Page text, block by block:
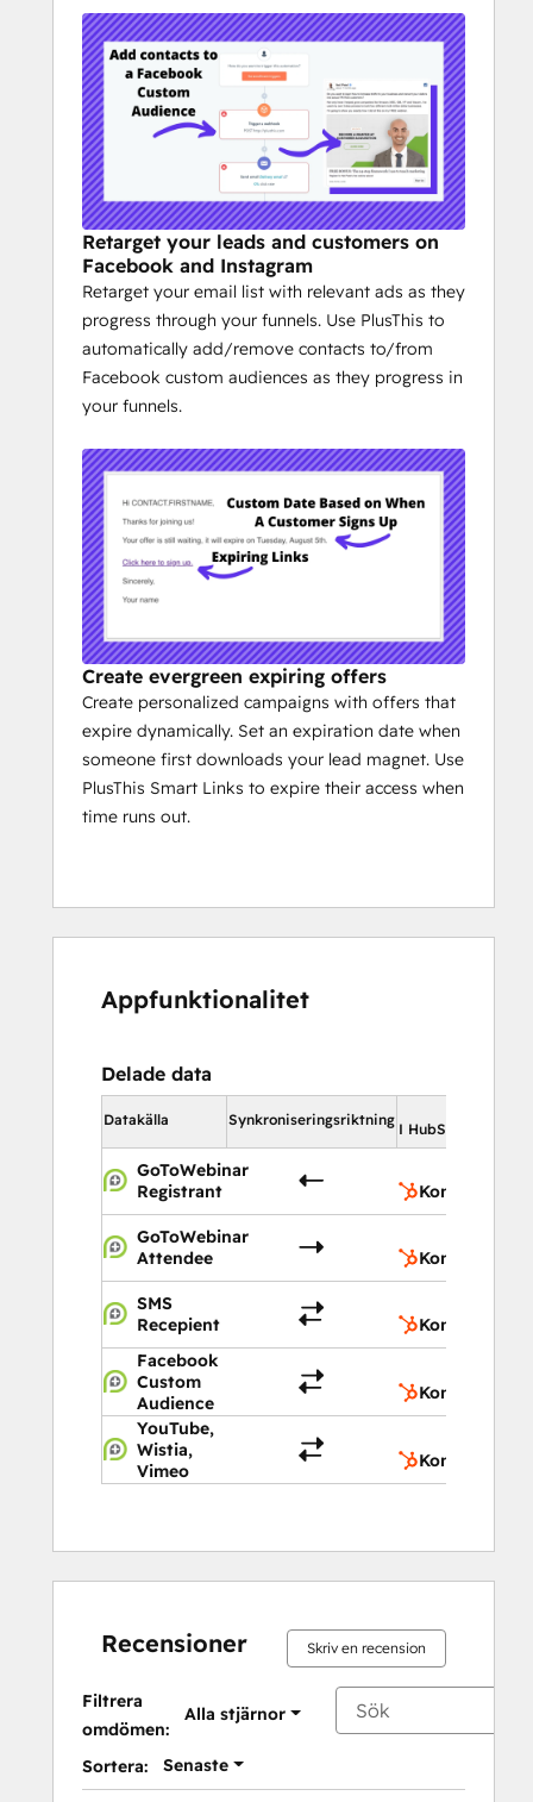
Retarget your leads and customers on
Facebook and Instagram
Retarget your email list with relevant ads as they
progress through your funnels. Use PlusThis to
automatically add/remove contacts to/from
Facebook custom audiences as they progress in
your funnels.
Create evergreen expiring offers
Create personalized campaigns with offers that
expire dynamically. Set an expiration date when
someone first downloads your lead magnet. Use
PlusThis Smart Links to expire their access when
time runs out.
Appfunktionalitet
Delade data
Datakälla Synkroniseringsriktning
I HubSpot
GoToWebinar
Registrant
Kontakter
GoToWebinar
Attendee
Kontakter
SMS
Recepient
Kontakter
Facebook
Custom
Audience
Kontakter
YouTube,
Wistia,
Vimeo
Kontakter
Recensioner Skriv en recension
Filtrera
omdömen:
Alla stjärnor
Sortera: Senaste